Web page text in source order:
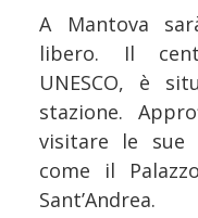
A Mantova
libero. Il
UNESCO, è
stazione.
visitare le sue
come il
Sant’Andrea.